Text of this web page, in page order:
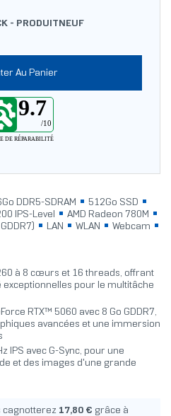
- PRODUITNEUF
Au Panier
9.7
/10
DE RÉPARABILITÉ
DDR5-SDRAM
512Go SSD
IPS-Level
AMD Radeon 780M
LAN WLAN
Webcam
à 8 cœurs et 16 threads, offrant
pour le multitâche
RTX™ 5060 avec 8 Go GDDR7,
avancées et une immersion
IPS avec G-Sync, pour une
et des images d'une grande
cagnotterez 17,80 € grâce à